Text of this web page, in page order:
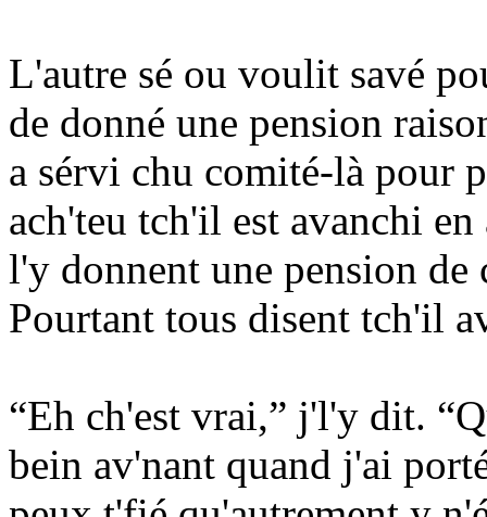
L'autre sé ou voulit savé
de donné une pension
a sérvi chu comité-là pour
ach'teu tch'il est avanchi
l'y donnent une pension de
Pourtant tous disent tch'il
“Eh ch'est vrai,” j'l'y dit.
bein av'nant quand j'ai